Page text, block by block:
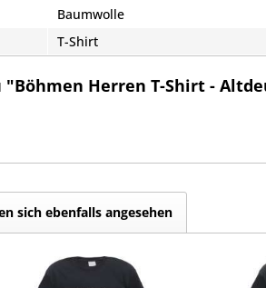
Baumwolle
T-Shirt
Herren T-Shirt -
sich ebenfalls angesehen